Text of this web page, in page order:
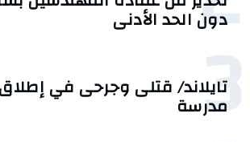
دون الحد الأدنى
3
تايلاند/ قتلى وجرحى في إطلاق
مدرسة